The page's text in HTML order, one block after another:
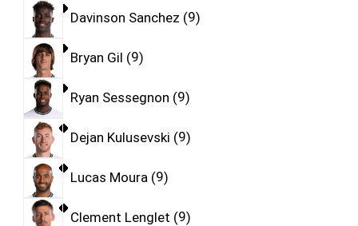
Davinson Sanchez 9
Bryan Gil 9
Ryan Sessegnon 9
Dejan Kulusevski 9
Lucas Moura 9
Clement Lenglet 9